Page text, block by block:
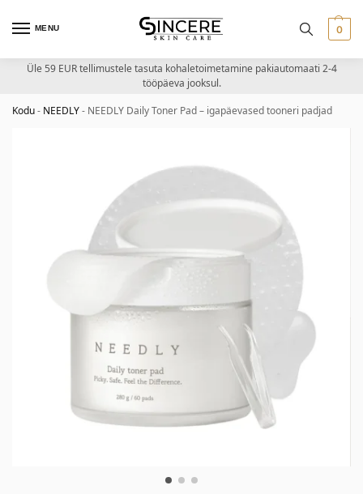
MENU 0
Üle 59 EUR tellimustele tasuta kohaletoimetamine pakiautomaati 2-4
tööpäeva jooksul.
Kodu- NEEDLY- NEEDLY Daily Toner Pad – igapäevased tooneri padjad